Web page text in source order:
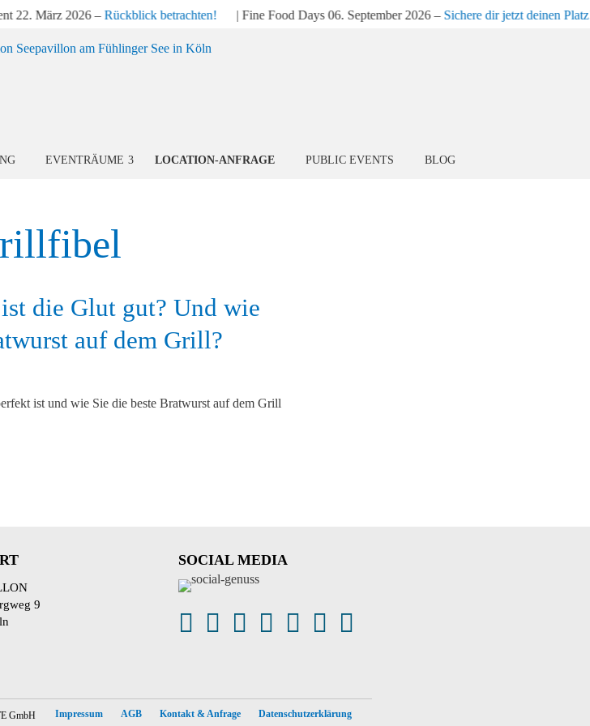
22. März 2026 –Rückblick betrachten! | Fine Food Days 06. September 2026 –Sichere dir jetzt deinen Platz!
EVENTRÄUME LOCATION-ANFRAGE PUBLIC EVENTS BLOG
die Glut gut? Und wie
auf dem Grill?
ist und wie Sie die beste Bratwurst auf dem Grill
9
SOCIAL MEDIA
      
GmbH Impressum AGB Kontakt & Anfrage Datenschutzerklärung